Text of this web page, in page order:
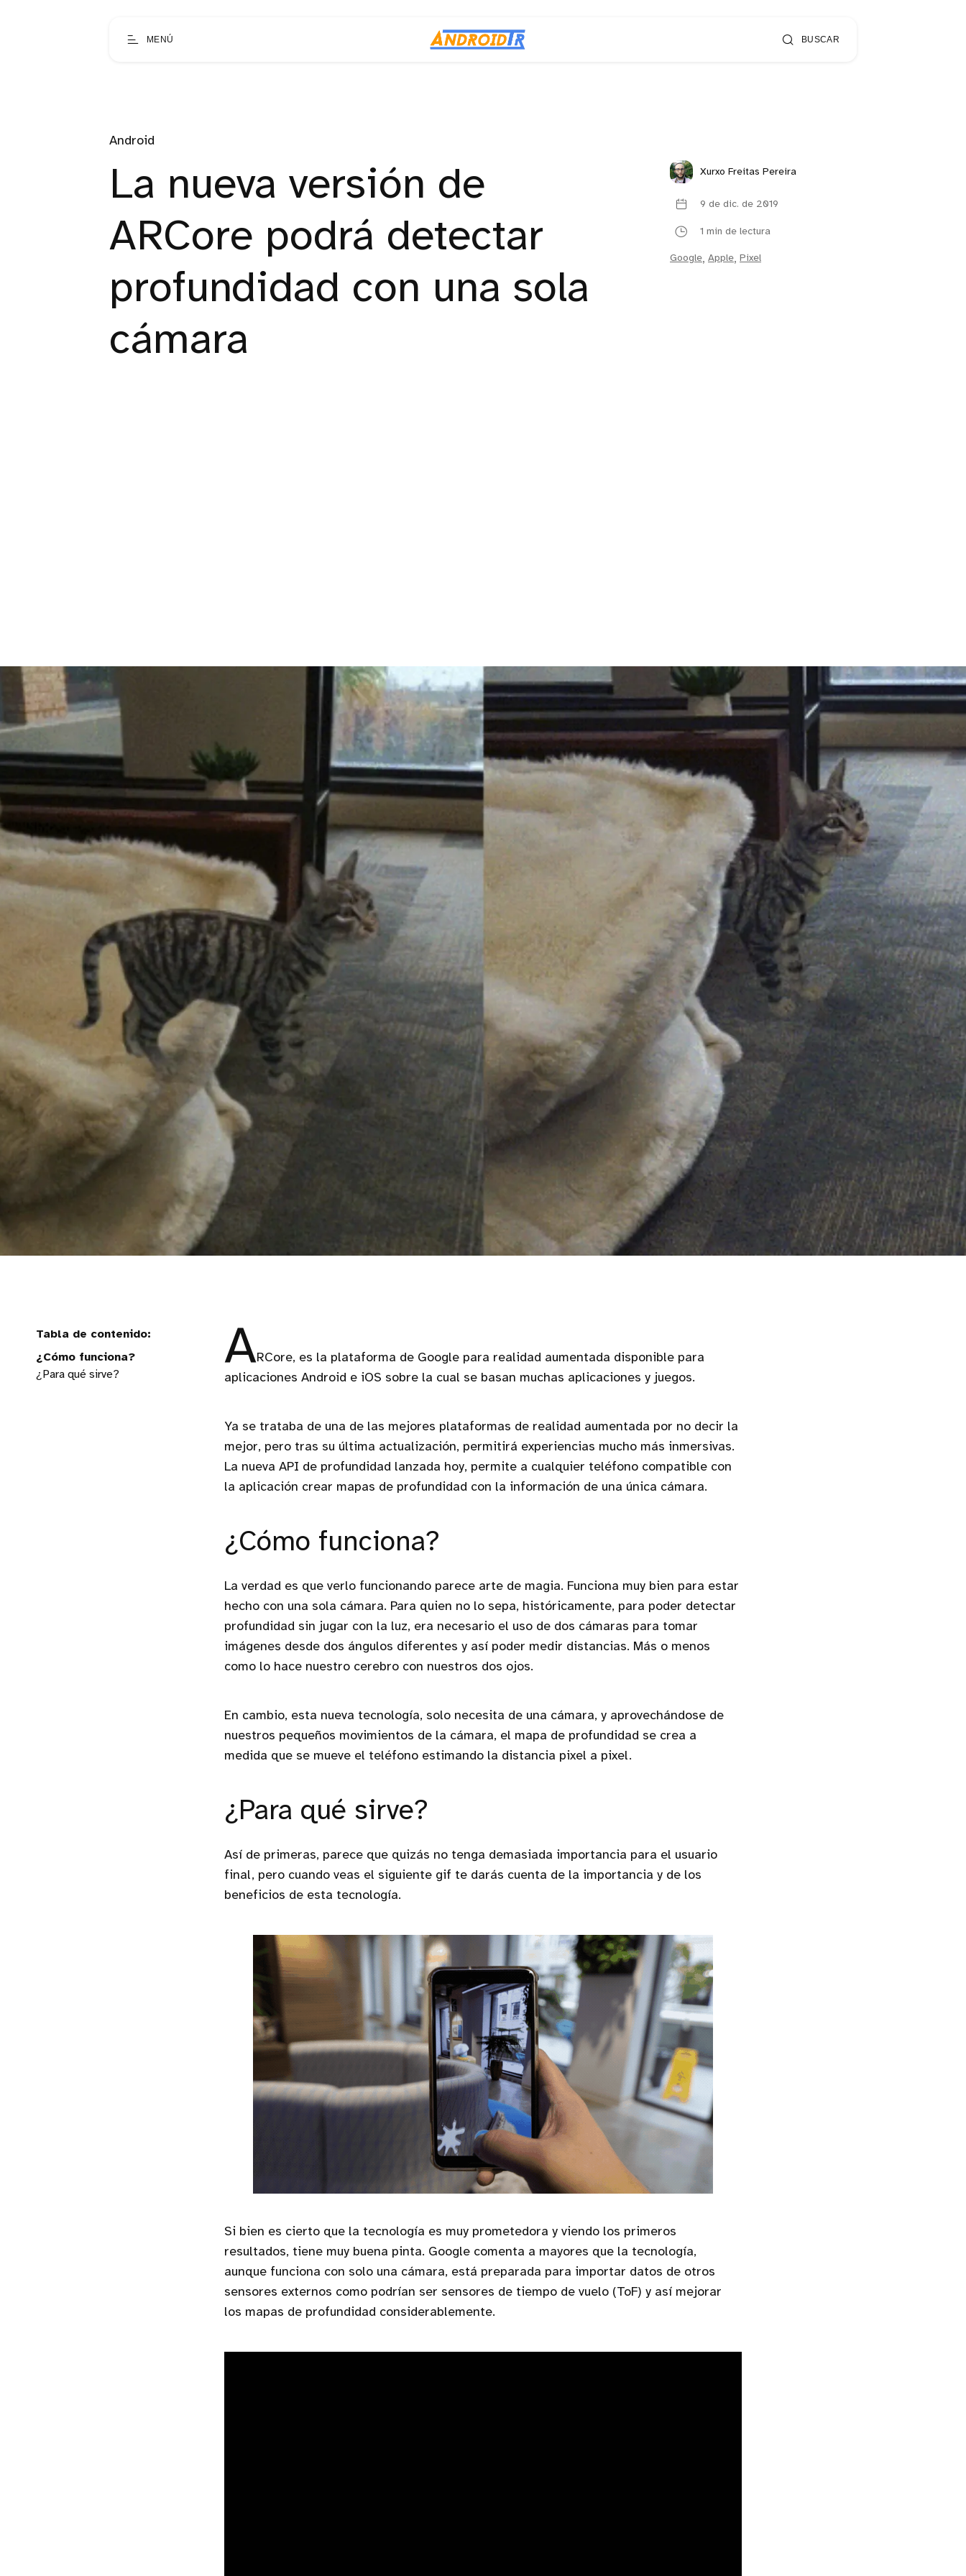
MENÚ BUSCAR
Android
La nueva versión de
ARCore podrá detectar
profundidad con una sola
cámara
Xurxo Freitas Pereira
9 de dic. de 2019
1 min de lectura
Google, Apple, Pixel
¿Cómo funciona?
¿Para qué sirve?
ARCore, es la plataforma de Google para realidad aumentada disponible para
aplicaciones Android e iOS sobre la cual se basan muchas aplicaciones y juegos.
Ya se trataba de una de las mejores plataformas de realidad aumentada por no decir la
mejor, pero tras su última actualización, permitirá experiencias mucho más inmersivas.
La nueva API de profundidad lanzada hoy, permite a cualquier teléfono compatible con
la aplicación crear mapas de profundidad con la información de una única cámara.
¿Cómo funciona?
La verdad es que verlo funcionando parece arte de magia. Funciona muy bien para estar
hecho con una sola cámara. Para quien no lo sepa, históricamente, para poder detectar
profundidad sin jugar con la luz, era necesario el uso de dos cámaras para tomar
imágenes desde dos ángulos diferentes y así poder medir distancias. Más o menos
como lo hace nuestro cerebro con nuestros dos ojos.
En cambio, esta nueva tecnología, solo necesita de una cámara, y aprovechándose de
nuestros pequeños movimientos de la cámara, el mapa de profundidad se crea a
medida que se mueve el teléfono estimando la distancia pixel a pixel.
¿Para qué sirve?
Así de primeras, parece que quizás no tenga demasiada importancia para el usuario
final, pero cuando veas el siguiente gif te darás cuenta de la importancia y de los
beneficios de esta tecnología.
Si bien es cierto que la tecnología es muy prometedora y viendo los primeros
resultados, tiene muy buena pinta. Google comenta a mayores que la tecnología,
aunque funciona con solo una cámara, está preparada para importar datos de otros
sensores externos como podrían ser sensores de tiempo de vuelo (ToF) y así mejorar
los mapas de profundidad considerablemente.